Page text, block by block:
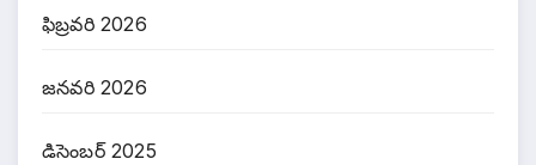
ఫిబ్రవరి 2026
జనవరి 2026
డిసెంబర్ 2025